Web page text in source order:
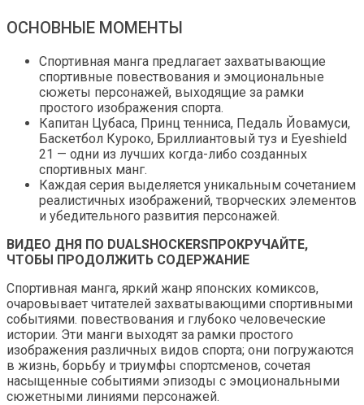
ОСНОВНЫЕ МОМЕНТЫ
Спортивная манга предлагает захватывающие
спортивные повествования и эмоциональные
сюжеты персонажей, выходящие за рамки
простого изображения спорта.
Капитан Цубаса, Принц тенниса, Педаль Йовамуси,
Баскетбол Куроко, Бриллиантовый туз и Eyeshield
21 — одни из лучших когда-либо созданных
спортивных манг.
Каждая серия выделяется уникальным сочетанием
реалистичных изображений, творческих элементов
и убедительного развития персонажей.
ВИДЕО ДНЯ ПО DUALSHOCKERSПРОКРУЧАЙТЕ,
ЧТОБЫ ПРОДОЛЖИТЬ СОДЕРЖАНИЕ
Спортивная манга, яркий жанр японских комиксов,
очаровывает читателей захватывающими спортивными
событиями. повествования и глубоко человеческие
истории. Эти манги выходят за рамки простого
изображения различных видов спорта; они погружаются
в жизнь, борьбу и триумфы спортсменов, сочетая
насыщенные событиями эпизоды с эмоциональными
сюжетными линиями персонажей.